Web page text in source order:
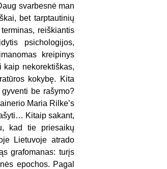
svarbesnė man
bet tarptautinių
reiškiantis
psichologijos,
kreipinys
kaip nekorektiškas,
kokybę. Kita
be rašymo?
Maria Rilke’s
Kitaip sakant,
kad tie priesaikų
Lietuvoje atrado
grafomanas: turįs
epochos. Pagal